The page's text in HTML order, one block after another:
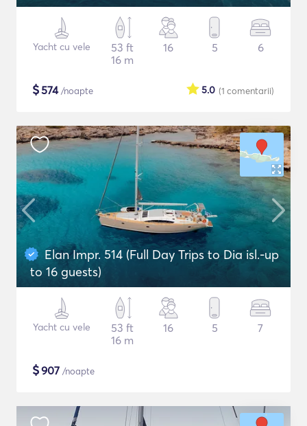
Yacht cu vele
53 ft
16 m
16 5 6
$574/noapte (1 comentarii)
5.0
Elan Impr. 514 (Full Day Trips to Dia isl.-up
to 16 guests)
Yacht cu vele
53 ft
16 m
16 5 7
$907 /noapte